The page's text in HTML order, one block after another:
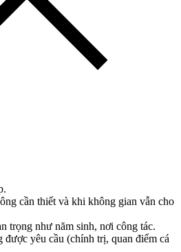
cần thiết và khi không gian vẫn cho
trọng như năm sinh, nơi công tác.
được yêu cầu (chính trị, quan điểm cá